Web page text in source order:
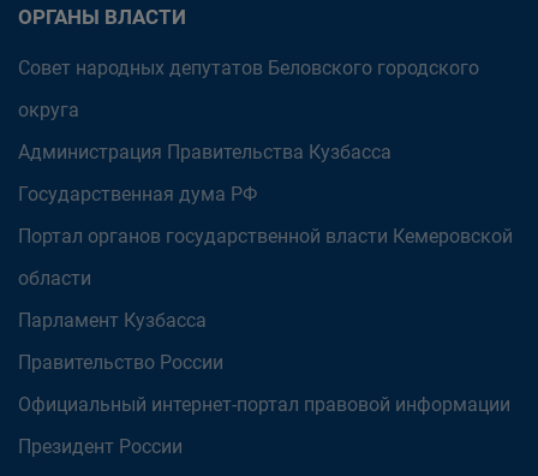
ОРГАНЫ ВЛАСТИ
Совет народных депутатов Беловского городского
округа
Администрация Правительства Кузбасса
Государственная дума РФ
Портал органов государственной власти Кемеровской
области
Парламент Кузбасса
Правительство России
Официальный интернет-портал правовой информации
Президент России